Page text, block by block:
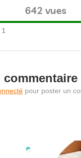
642 vues
1
pour poster un